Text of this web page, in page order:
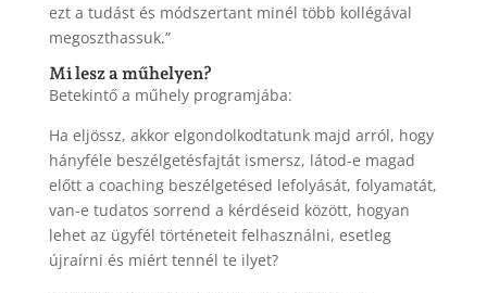
ezt a tudást és módszertant minél több kollégával
megoszthassuk.”
Mi lesz a műhelyen?
Betekintő a műhely programjába:
Ha eljössz, akkor elgondolkodtatunk majd arról, hogy
hányféle beszélgetésfajtát ismersz, látod-e magad
előtt a coaching beszélgetésed lefolyását, folyamatát,
van-e tudatos sorrend a kérdéseid között, hogyan
lehet az ügyfél történeteit felhasználni, esetleg
újraírni és miért tennél te ilyet?